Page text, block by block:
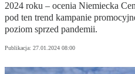
2024 roku – ocenia Niemiecka
pod ten trend kampanie
poziom sprzed pandemii.
Publikacja: 27.01.2024 08:00